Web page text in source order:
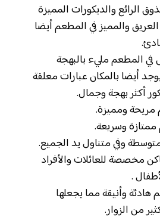
الرائع والديكورات المميزة
العريق والمميز في المطعم أيضا
المطعم مليء بالبهجة
أيضا بالمكان عبارات معلقة
أكثر بهجة وجمال.
مريحة ومميزة.
وسريعة.
وفي متناول يد الجميع.
مخصصة للعائلات والأفراد
.
هادئة وأنيقة مما يجعلها
من الزوار.